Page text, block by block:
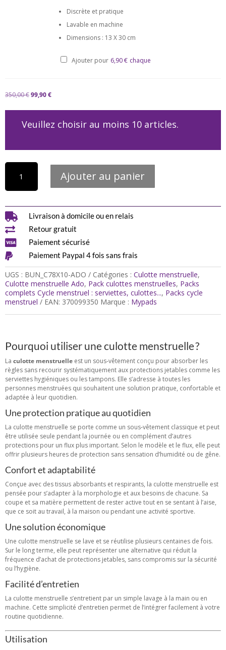
Discrète et pratique
Lavable en machine
Dimensions : 13 X 30 cm
Ajouter pour 6,90€ chaque
350,00€99,90€
Veuillez choisir au moins 10 articles.
quantité
10
menstruelles
ADO
au
choix
Ajouter au panier
 Livraison à domicile ou en relais
 Retour gratuit
 Paiement sécurisé
 Paiement Paypal 4 fois sans frais
UGS : BUN_C78X10-ADO Catégories : Culotte menstruelle,
Culotte menstruelle Ado, Pack culottes menstruelles, Packs
complets Cycle menstruel : serviettes, culottes..., Packs cycle
menstruel
EAN: 370099350 Marque : Mypads
Pourquoi utiliser une culotte menstruelle ?
La culotte menstruelle est un sous‑vêtement conçu pour absorber les
règles sans recourir systématiquement aux protections jetables comme les
serviettes hygiéniques ou les tampons. Elle s’adresse à toutes les
personnes menstruées qui souhaitent une solution pratique, confortable et
adaptée à leur quotidien.
Une protection pratique au quotidien
La culotte menstruelle se porte comme un sous‑vêtement classique et peut
être utilisée seule pendant la journée ou en complément d’autres
protections pour un flux plus important. Selon le modèle et le flux, elle peut
offrir plusieurs heures de protection sans sensation d’humidité ou de gêne.
Confort et adaptabilité
Conçue avec des tissus absorbants et respirants, la culotte menstruelle est
pensée pour s’adapter à la morphologie et aux besoins de chacune. Sa
coupe et sa matière permettent de rester active tout en se sentant à l’aise,
que ce soit au travail, à la maison ou pendant une activité sportive.
Une solution économique
Une culotte menstruelle se lave et se réutilise plusieurs centaines de fois.
Sur le long terme, elle peut représenter une alternative qui réduit la
fréquence d’achat de protections jetables, sans compromis sur la sécurité
ou l’hygiène.
Facilité d’entretien
La culotte menstruelle s’entretient par un simple lavage à la main ou en
machine. Cette simplicité d’entretien permet de l’intégrer facilement à votre
routine quotidienne.
Utilisation